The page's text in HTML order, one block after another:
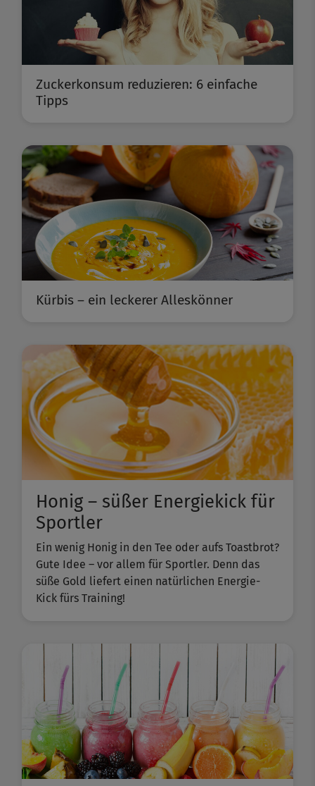
Zuckerkonsum reduzieren: 6 einfache
Tipps
Kürbis – ein leckerer Alleskönner
Honig – süßer Energiekick für
Sportler
Ein wenig Honig in den Tee oder aufs Toastbrot?
Gute Idee – vor allem für Sportler. Denn das
süße Gold liefert einen natürlichen Energie-
Kick fürs Training!